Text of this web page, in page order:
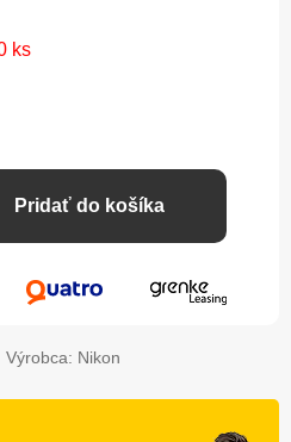
ks
Pridať do košíka
Výrobca: Nikon